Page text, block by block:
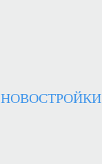
НОВОСТРОЙКИ